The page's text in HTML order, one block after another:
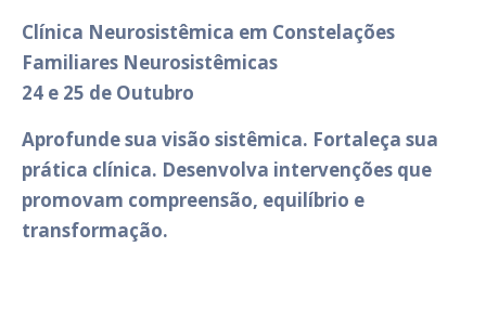
Clínica Neurosistêmica em Constelações
Familiares Neurosistêmicas
24 e 25 de Outubro
Aprofunde sua visão sistêmica. Fortaleça sua
prática clínica. Desenvolva intervenções que
promovam compreensão, equilíbrio e
transformação.